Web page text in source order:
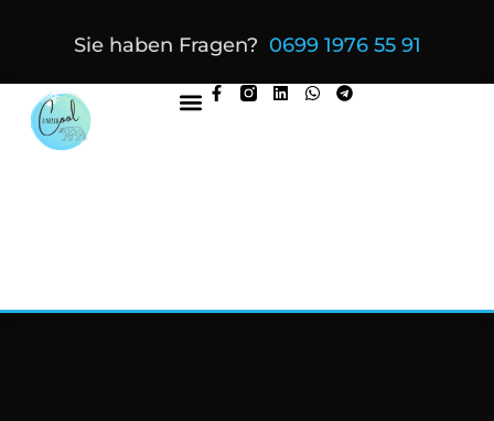
Sie haben Fragen? 0699 1976 55 91